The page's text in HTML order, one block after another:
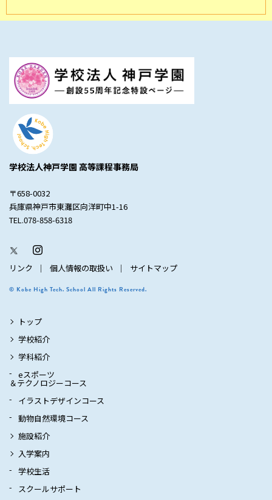
学校法人神戸学園 高等課程事務局
〒658-0032
兵庫県神戸市東灘区向洋町中1-16
TEL.078-858-6318
リンク 個人情報の取扱い サイトマップ
© Kobe High Tech. School All Rights Reserved.
トップ
学校紹介
学科紹介
eスポーツ
＆テクノロジーコース
イラストデザインコース
動物自然環境コース
施設紹介
入学案内
学校生活
スクールサポート